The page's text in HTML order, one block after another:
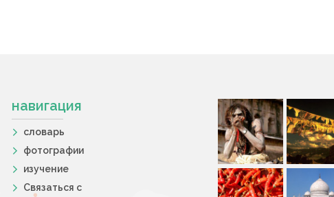
навигация
словарь
фотографии
изучение
Связаться с